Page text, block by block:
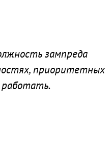
зампреда
приоритетных
работать.